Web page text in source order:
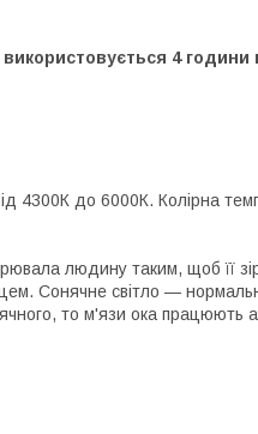
4
4300К до 6000К. Колірна
людину таким, щоб її
Сонячне світло —
то м'язи ока працюють